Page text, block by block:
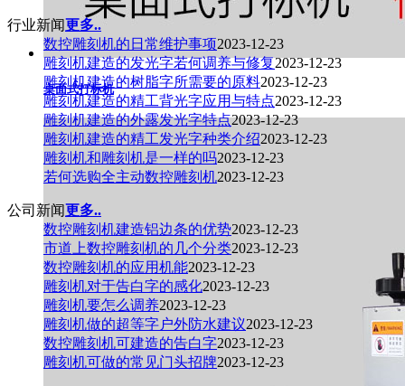
桌面式打标机
行业新闻更多..
数控雕刻机的日常维护事项2023-12-23
雕刻机建造的发光字若何调养与修复2023-12-23
雕刻机建造的树脂字所需要的原料2023-12-23
雕刻机建造的精工背光字应用与特点2023-12-23
雕刻机建造的外露发光字特点2023-12-23
雕刻机建造的精工发光字种类介绍2023-12-23
雕刻机和雕刻机是一样的吗2023-12-23
若何选购全主动数控雕刻机2023-12-23
公司新闻更多..
数控雕刻机建造铝边条的优势2023-12-23
市道上数控雕刻机的几个分类2023-12-23
数控雕刻机的应用机能2023-12-23
雕刻机对于告白字的感化2023-12-23
雕刻机要怎么调养2023-12-23
雕刻机做的超等字户外防水建议2023-12-23
数控雕刻机可建造的告白字2023-12-23
雕刻机可做的常见门头招牌2023-12-23